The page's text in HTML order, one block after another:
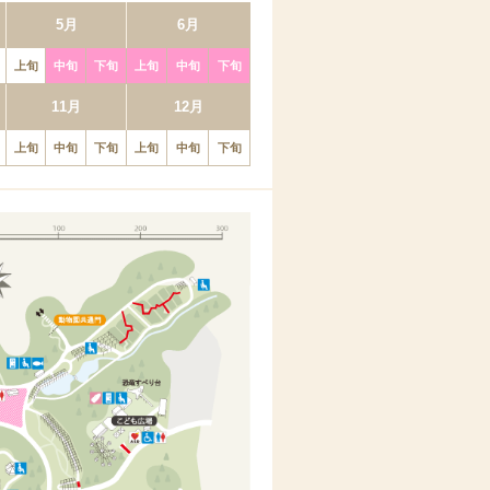
5月 6月
上旬 中旬 下旬 上旬 中旬 下旬
11月 12月
上旬 中旬 下旬 上旬 中旬 下旬